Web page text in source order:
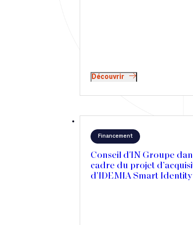
Découvrir
Financement
Conseil d'IN Groupe
cadre du projet
d’IDEMIA Smart Identity